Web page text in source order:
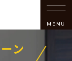
MENU